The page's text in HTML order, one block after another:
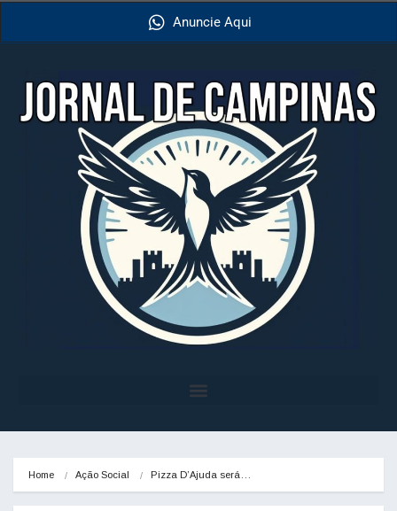
Anuncie Aqui
Home Ação Social Pizza D’Ajuda será…